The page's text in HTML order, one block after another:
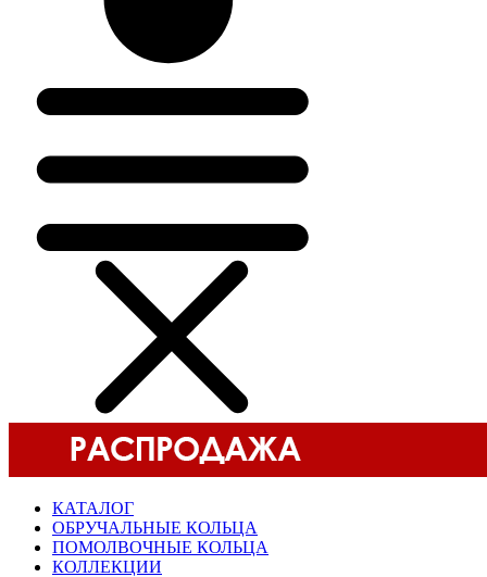
КАТАЛОГ
ОБРУЧАЛЬНЫЕ КОЛЬЦА
ПОМОЛВОЧНЫЕ КОЛЬЦА
КОЛЛЕКЦИИ